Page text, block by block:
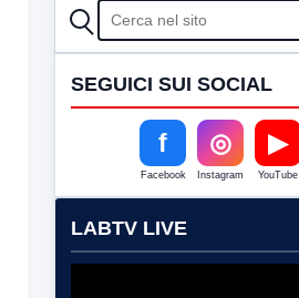
CERCA
SEGUICI SUI SOCIAL
f
Facebook
◎
Instagram
▶
YouTube
LABTV LIVE